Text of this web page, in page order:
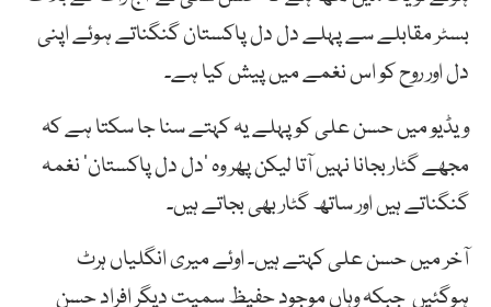
بسٹر مقابلے سے پہلے دل دل پاکستان گنگناتے ہوئے اپنی
دل اور روح کو اس نغمے میں پیش کیا ہے۔
ویڈیو میں حسن علی کو پہلے یہ کہتے سنا جا سکتا ہے کہ
مجھے گٹار بجانا نہیں آتا لیکن پھر وہ ’دل دل پاکستان‘ نغمہ
گنگناتے ہیں اور ساتھ گٹار بھی بجاتے ہیں۔
آخر میں حسن علی کہتے ہیں۔ اوئے میری انگلیاں ہرٹ
ہوگئیں جبکہ وہاں موجود حفیظ سمیت دیگر افراد حسن